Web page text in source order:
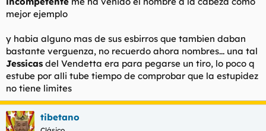
mejor ejemplo
y habia alguno mas de sus esbirros que tambien daban
bastante verguenza, no recuerdo ahora nombres... una tal
Jessicas del Vendetta era para pegarse un tiro, lo poco q
estube por alli tube tiempo de comprobar que la estupidez
no tiene limites
tibetano